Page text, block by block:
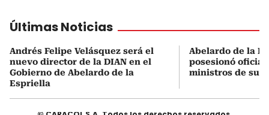
Últimas Noticias
Andrés Felipe Velásquez será el
nuevo director de la DIAN en el
Gobierno de Abelardo de la
Espriella
Abelardo de la
posesionó
ministros de su